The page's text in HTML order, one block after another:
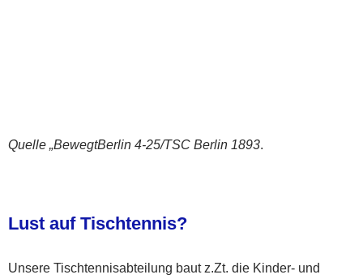
Quelle „BewegtBerlin 4-25/TSC Berlin 1893.
Lust auf Tischtennis?
Unsere Tischtennisabteilung baut z.Zt. die Kinder- und